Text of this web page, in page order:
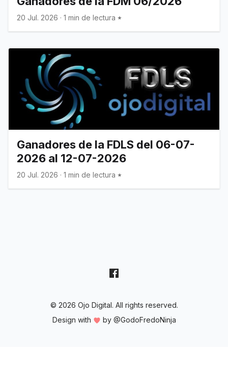
20 Jul. 2026 · 1 min de lectura
Ganadores de la FDLS del 06-07-
2026 al 12-07-2026
20 Jul. 2026 · 1 min de lectura
© 2026 Ojo Digital. All rights reserved.
Design with
by @GodoFredoNinja